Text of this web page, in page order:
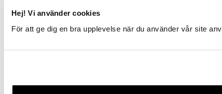
Hej! Vi använder cookies
För att ge dig en bra upplevelse när du använder vår site